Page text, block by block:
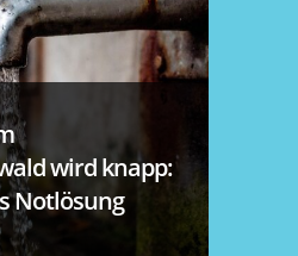
wird knapp:
Notlösung